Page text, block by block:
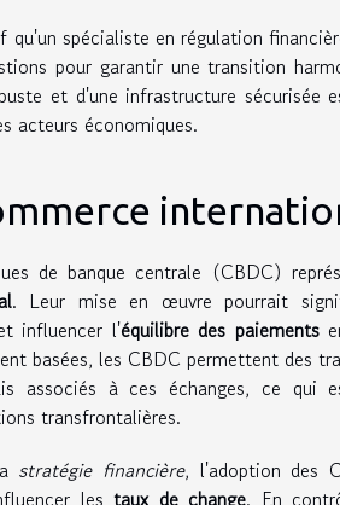
qu'un spécialiste en régulation
pour garantir une transition
et d'une infrastructure
acteurs économiques.
de banque centrale (CBDC)
. Leur mise en œuvre pourrait
influencer l'équilibre des paiements
basées, les CBDC permettent des
associés à ces échanges, ce qui
transfrontalières.
stratégie financière, l'adoption des
les taux de change. En